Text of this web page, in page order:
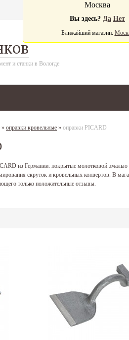
и станки в Вологде
Москва
Вы здесь? Да Нет
Ближайший магазин:
» оправки кровельные » оправки PICARD
из Германии: покрытые молотковой
скруток и кровельных конвертов. В
только положительные отзывы.